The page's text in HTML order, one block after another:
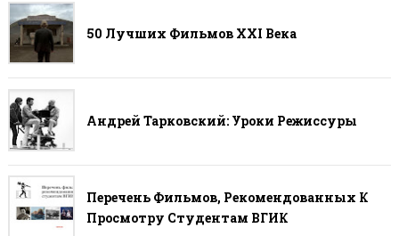
50 Лучших Фильмов ХХI Века
Андрей Тарковский: Уроки Режиссуры
Перечень Фильмов, Рекомендованных К
Просмотру Студентам ВГИК